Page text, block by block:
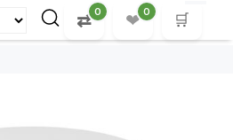
⇄ 0 ❤ 0 🛒